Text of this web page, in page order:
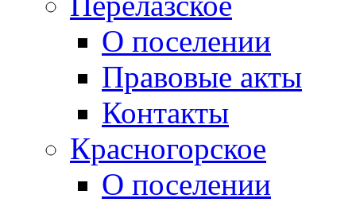
О поселении
Правовые акты
Контакты
Красногорское
О поселении